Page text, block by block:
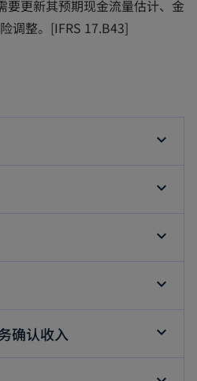
要更新其预期现金流量估计、金
调整。[IFRS 17.B43]
确认收入